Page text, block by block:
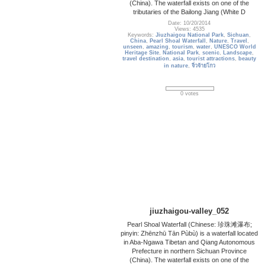
(China). The waterfall exists on one of the
tributaries of the Bailong Jiang (White D
Date: 10/20/2014
Views: 4535
Keywords:Jiuzhaigou National Park,Sichuan ,
China, Pearl Shoal Waterfall , Nature, Travel ,
unseen , amazing , tourism, water, UNESCO World
Heritage Site, National Park,scenic, Landscape,
travel destination ,asia,tourist attractions, beauty
in nature, จิ่วจ้ายโกว
0 votes
jiuzhaigou-valley_052
Pearl Shoal Waterfall (Chinese: 珍珠滩瀑布;
pinyin: Zhēnzhū Tān Pùbù) is a waterfall located
in Aba-Ngawa Tibetan and Qiang Autonomous
Prefecture in northern Sichuan Province
(China). The waterfall exists on one of the